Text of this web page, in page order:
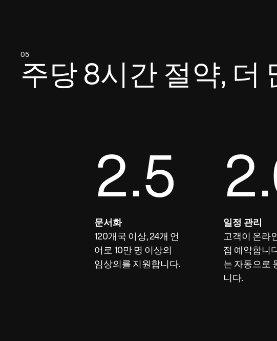
05
주당 8시간 절약, 더
2.5
문서화
120개국 이상, 24개 언
어로 10만 명 이상의
임상의를 지원합니다.
일정 관리
고객이 온라
접 예약합니
는 자동으로
니다.